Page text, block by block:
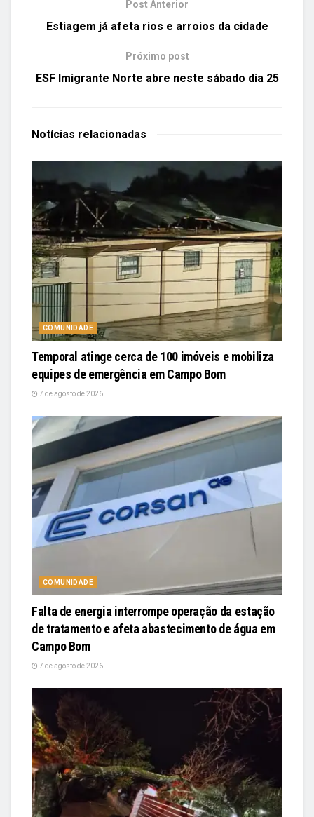
Post Anterior
Estiagem já afeta rios e arroios da cidade
Próximo post
ESF Imigrante Norte abre neste sábado dia 25
Notícias relacionadas
COMUNIDADE
Temporal atinge cerca de 100 imóveis e mobiliza
equipes de emergência em Campo Bom
7 de agosto de 2026
COMUNIDADE
Falta de energia interrompe operação da estação
de tratamento e afeta abastecimento de água em
Campo Bom
7 de agosto de 2026